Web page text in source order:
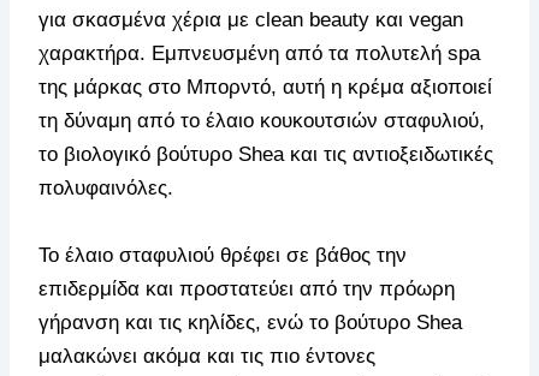
για σκασμένα χέρια με clean beauty και vegan
χαρακτήρα. Εμπνευσμένη από τα πολυτελή spa
της μάρκας στο Μπορντό, αυτή η κρέμα αξιοποιεί
τη δύναμη από το έλαιο κουκουτσιών σταφυλιού,
το βιολογικό βούτυρο Shea και τις αντιοξειδωτικές
πολυφαινόλες.
Το έλαιο σταφυλιού θρέφει σε βάθος την
επιδερμίδα και προστατεύει από την πρόωρη
γήρανση και τις κηλίδες, ενώ το βούτυρο Shea
μαλακώνει ακόμα και τις πιο έντονες